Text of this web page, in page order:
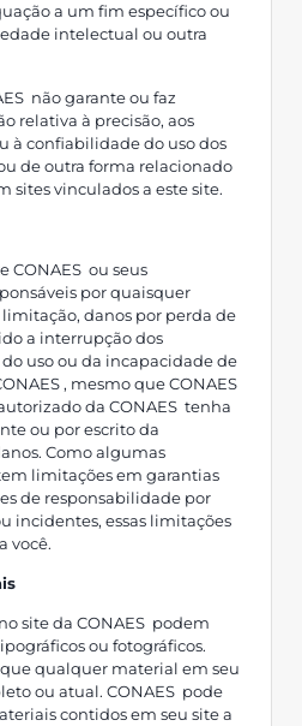
a um fim específico ou
intelectual ou outra
não garante ou faz
relativa à precisão, aos
à confiabilidade do uso dos
de outra forma relacionado
sites vinculados a este site.
CONAES ou seus
por quaisquer
danos por perda de
a interrupção dos
uso ou da incapacidade de
, mesmo que CONAES
da CONAES tenha
ou por escrito da
Como algumas
limitações em garantias
de responsabilidade por
incidentes, essas limitações
você.
site da CONAES podem
ou fotográficos.
qualquer material em seu
ou atual. CONAES pode
contidos em seu site a